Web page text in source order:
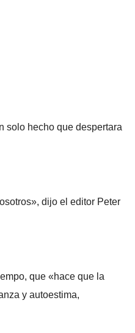
solo hecho que despertara
dijo el editor Peter
que «hace que la
y autoestima,